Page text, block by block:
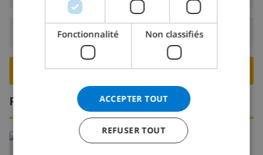
Départ: Avant: 10:00
RESERVER CETTE VILLA ›
Région
En savoir plus sur:
Fonctionnalité Non classifiés
ACCEPTER TOUT
REFUSER TOUT